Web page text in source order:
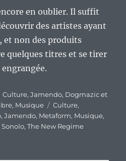
en oublier. Il suffit
des artistes ayant
non des produits
quelques titres et se tirer
Catégories
Culture,Jamendo, Dogmazic et
, Musique Étiquettes
Culture,
,Jamendo, Metaform, Musique,
SonoIo,The New Regime